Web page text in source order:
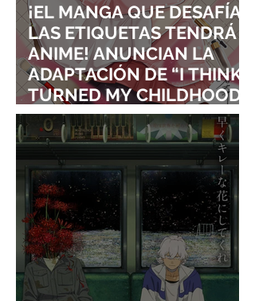
¡EL MANGA QUE DESAFÍA
LAS ETIQUETAS TENDRÁ
ANIME! ANUNCIAN LA
ADAPTACIÓN DE “I THINK I
TURNED MY CHILDHOOD
FRIEND INTO A GIRL”